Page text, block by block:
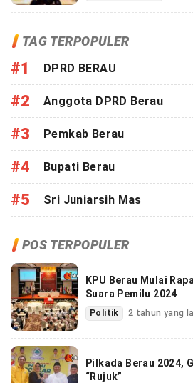
TAG TERPOPULER
#1 DPRD BERAU
#2 Anggota DPRD Berau
#3 Pemkab Berau
#4 Bupati Berau
#5 Sri Juniarsih Mas
POS TERPOPULER
KPU Berau Mulai
Suara Pemilu 2024
Politik 2 tahun yang
Pilkada Berau 2024,
“Rujuk”